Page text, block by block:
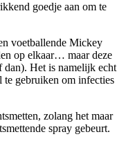
goedje aan om te
voetballende Mickey
op elkaar… maar deze
dan). Het is namelijk echt
te gebruiken om infecties
zolang het maar
spray gebeurt.